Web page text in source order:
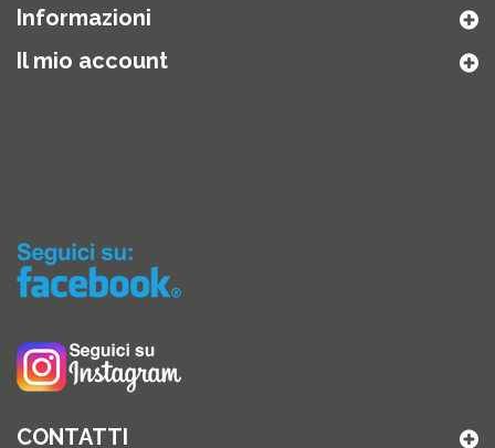
Informazioni
Il mio account
CONTATTI